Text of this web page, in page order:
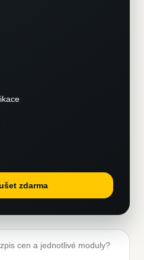
zdarma
cen a jednotlivé moduly?